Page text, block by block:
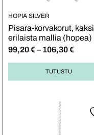
HOPIA SILVER
Pisara-korvakorut, kaksi
erilaista mallia (hopea)
99,20€– 106,30€
TUTUSTU